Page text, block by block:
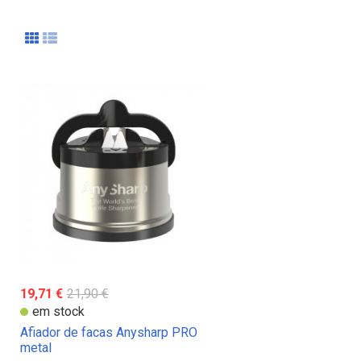
19,71 € 21,90 €
em stock
Afiador de facas Anysharp PRO
metal